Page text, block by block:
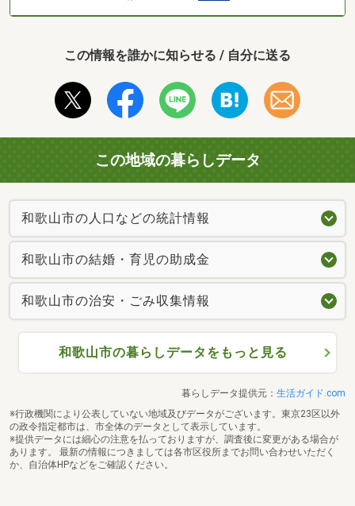
この情報を誰かに知らせる / 自分に送る
この地域の暮らしデータ
和歌山市の人口などの統計情報
和歌山市の結婚・育児の助成金
和歌山市の治安・ごみ収集情報
和歌山市の暮らしデータをもっと見る
暮らしデータ提供元： 生活ガイド.com
※行政機関により公表していない地域及びデータがございます。東京23区以外
の政令指定都市は、市全体のデータとして表示しています。
※提供データには細心の注意を払っておりますが、調査後に変更がある場合が
あります。 最新の情報につきましては各市区役所までお問い合わせいただく
か、自治体HPなどをご確認ください。